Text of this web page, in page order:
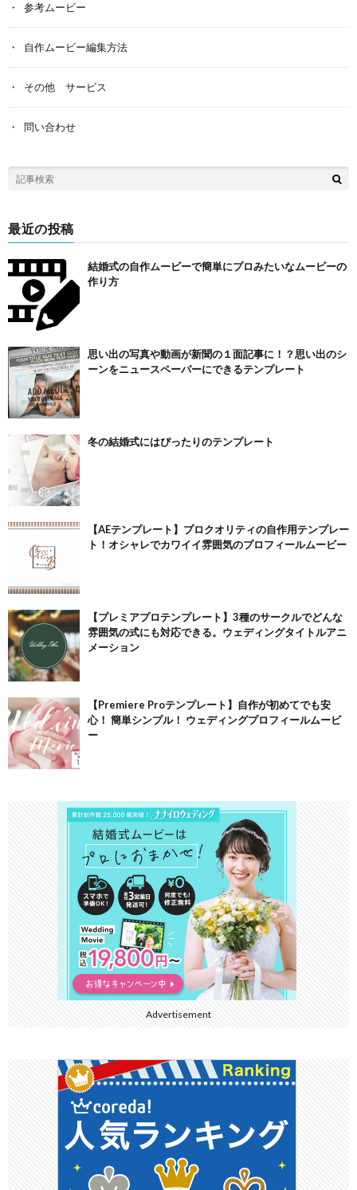
参考ムービー
自作ムービー編集方法
その他 サービス
問い合わせ
最近の投稿
結婚式の自作ムービーで簡単にプロみたいなムービーの
作り方
思い出の写真や動画が新聞の１面記事に！？思い出のシ
ーンをニュースペーパーにできるテンプレート
冬の結婚式にはぴったりのテンプレート
【AEテンプレート】プロクオリティの自作用テンプレー
ト！オシャレでカワイイ雰囲気のプロフィールムービー
【プレミアプロテンプレート】3種のサークルでどんな
雰囲気の式にも対応できる。ウェディングタイトルアニ
メーション
【Premiere Proテンプレート】自作が初めてでも安
心！ 簡単シンプル！ ウェディングプロフィールムービ
ー
Advertisement